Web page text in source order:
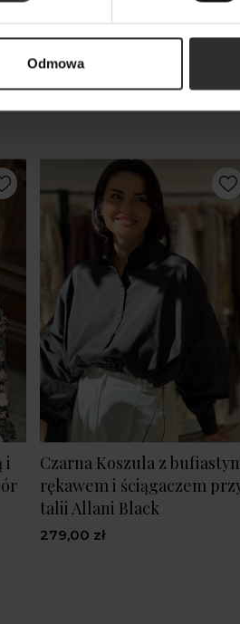
Odmowa
i charakterem
i
Czarna Koszula z
rękawem i ściągaczem
talii Allani Black
279,00 zł